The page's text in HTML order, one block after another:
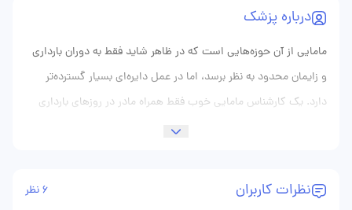
درباره پزشک
مامایی از آن حوزه‌هایی است که در ظاهر شاید فقط به دوران بارداری
و زایمان محدود به نظر برسد، اما در عمل دایره‌ای بسیار گسترده‌تر
دارد. یک کارشناس مامایی خوب فقط همراه مادر در روزهای بارداری
نیست؛ او در بسیاری از مقاطع حساس زندگی زنان حضور دارد، از
بهداشت باروری، نظم قاعدگی، و حتی آرام‌کردن نگرانی‌هایی که گاهی با
نظرات کاربران 6 نظر